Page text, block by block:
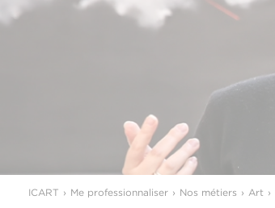
ICART Me professionnaliser Nos métiers Art